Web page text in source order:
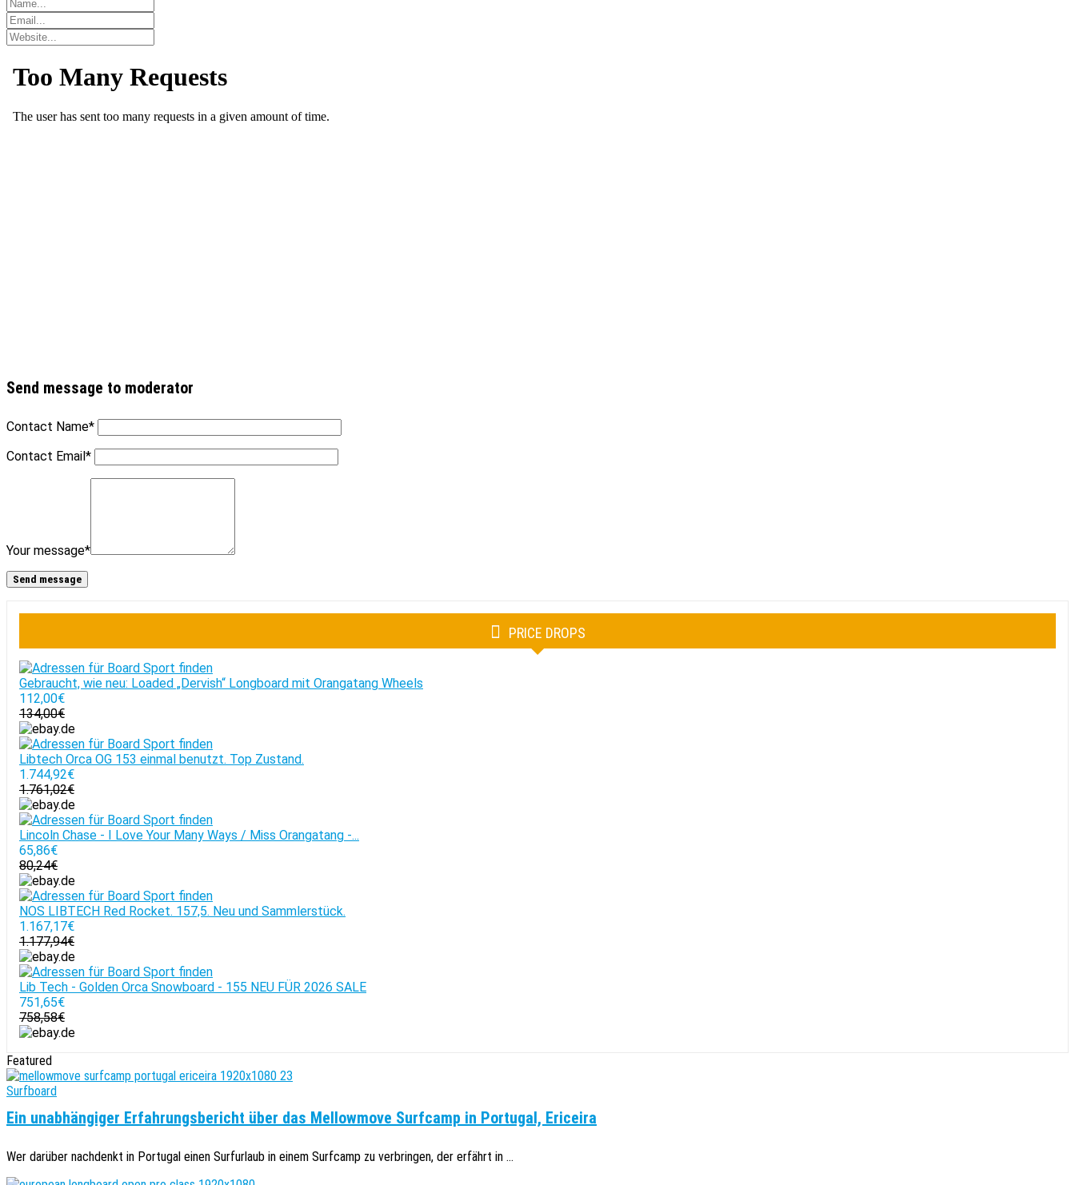
Send message to moderator
Contact Name*
Contact Email*
Your message*
PRICE DROPS
Gebraucht, wie neu: Loaded „Dervish“ Longboard mit Orangatang Wheels
112,00€
134,00€
Libtech Orca OG 153 einmal benutzt. Top Zustand.
1.744,92€
1.761,02€
Lincoln Chase - I Love Your Many Ways / Miss Orangatang -...
65,86€
80,24€
NOS LIBTECH Red Rocket. 157,5. Neu und Sammlerstück.
1.167,17€
1.177,94€
Lib Tech - Golden Orca Snowboard - 155 NEU FÜR 2026 SALE
751,65€
758,58€
Featured
Surfboard
Ein unabhängiger Erfahrungsbericht über das Mellowmove Surfcamp in Portugal, Ericeira
Wer darüber nachdenkt in Portugal einen Surfurlaub in einem Surfcamp zu verbringen, der erfährt in ...